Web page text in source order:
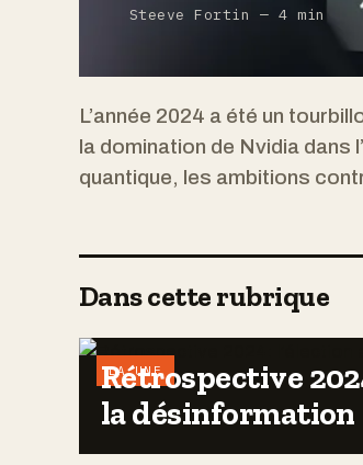
Steeve Fortin — 4 min
L’année 2024 a été un
la domination de Nvidia dans
quantique, les ambitions
Dans cette rubrique
LA UNE
Rétrospective
la désinformation